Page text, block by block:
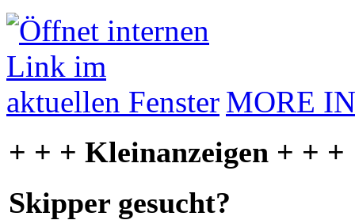
MORE
+ + + Kleinanzeigen + + +
Skipper gesucht?